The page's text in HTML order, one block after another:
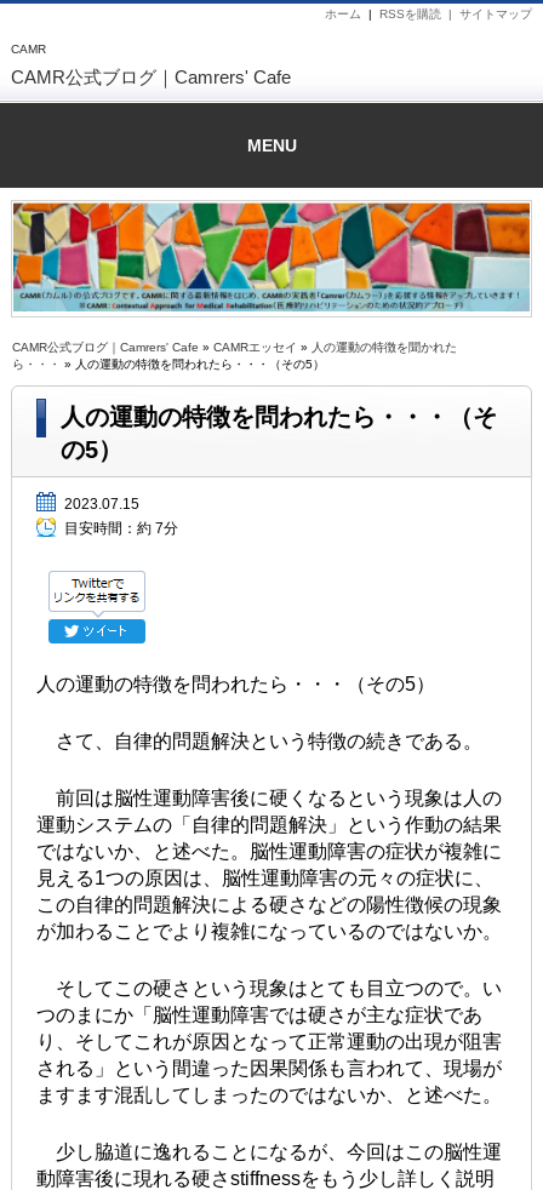
CAMR
サイトマップ
RSSを購読 |
ホーム |
CAMR公式ブログ｜Camrers' Cafe
MENU
CAMR公式ブログ｜Camrers' Cafe » CAMRエッセイ » 人の運動の特徴を聞かれた
ら・・・
» 人の運動の特徴を問われたら・・・（その5）
人の運動の特徴を問われたら・・・（そ
の5）
2023.07.15
目安時間： 約 7分
人の運動の特徴を問われたら・・・（その5）
さて、自律的問題解決という特徴の続きである。
前回は脳性運動障害後に硬くなるという現象は人の
運動システムの「自律的問題解決」という作動の結果
ではないか、と述べた。脳性運動障害の症状が複雑に
見える1つの原因は、脳性運動障害の元々の症状に、
この自律的問題解決による硬さなどの陽性徴候の現象
が加わることでより複雑になっているのではないか。
そしてこの硬さという現象はとても目立つので。い
つのまにか「脳性運動障害では硬さが主な症状であ
り、そしてこれが原因となって正常運動の出現が阻害
される」という間違った因果関係も言われて、現場が
ますます混乱してしまったのではないか、と述べた。
少し脇道に逸れることになるが、今回はこの脳性運
動障害後に現れる硬さstiffnessをもう少し詳しく説明